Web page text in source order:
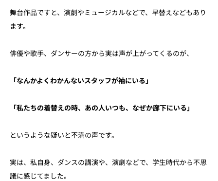
舞台作品ですと、演劇やミュージカルなどで、早替えなどもあり
ます。
俳優や歌手、ダンサーの方から実は声が上がってくるのが、
「なんかよくわかんないスタッフが袖にいる」
「私たちの着替えの時、あの人いつも、なぜか廊下にいる」
というような疑いと不満の声です。
実は、私自身、ダンスの講演や、演劇などで、学生時代から不思
議に感じてました。